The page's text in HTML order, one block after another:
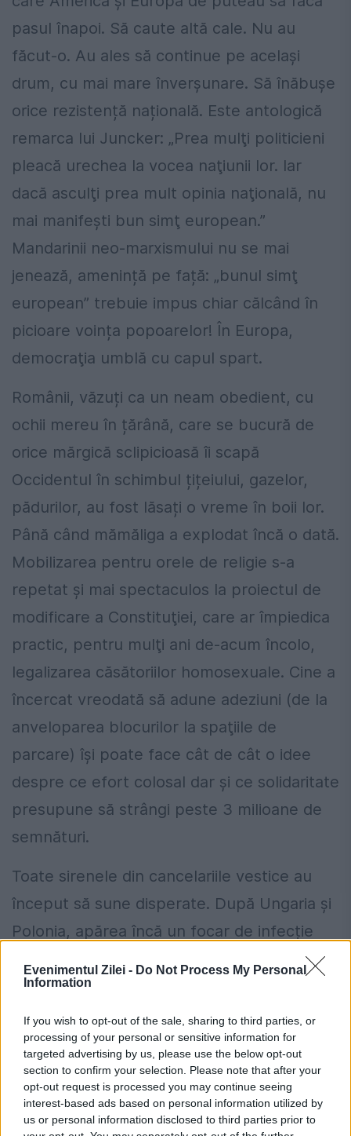
Evenimentul Zilei - Do Not Process My Personal
Information
If you wish to opt-out of the sale, sharing to third parties, or
processing of your personal or sensitive information for
targeted advertising by us, please use the below opt-out
section to confirm your selection. Please note that after your
opt-out request is processed you may continue seeing
interest-based ads based on personal information utilized by
us or personal information disclosed to third parties prior to
pasul înapoi. Să caute altă cale. Nu au
făcut-o. Au ales să continue pe același
drum, cu mai mare înverșunare. Să înăbușe
orice rezistență națională. Este antologică
remarca lui Juncker: „Prea mulţi politicieni
pleacă urechea la vocea naţiunii lor. Iar
dacă asculţi prea mult opinia naţională, nu
mai manifeşti bun simţ european.”
Mandarinii neo-marxismului nu se mai
jenează, amenință pe față: „bunul simţ
european” trebuie impus chiar călcând în
picioare voința popoarelor! În Europa,
democraţia umblă cu capul spart.
Românii, văzuți ca un neam obedient, cu
ochii mereu în țărână, care se bucură de
orice mărgică sclipicioasă îi scapă
Occidentul în schimbul țițeiului, gazelor,
pădurilor, au fost lăsați o vreme în boii lor.
Până când mămăliga a explodat încă o dată.
Mobilizarea pentru orele de religie s-a
repetat și mai spectaculos la proiectul de
modificare a Constituţiei, care ar împiedica
practic, pentru mulţi ani de-acum încolo,
legalizarea căsătoriilor homosexuale. Cine a
încercat vreodată să adune adeziuni (de la
anveloparea blocurilor la spaţiile de
parcare) îşi poate face cât de cât o idee
despre ce efort colosal dar şi ce solidaritate
presupune să strângi peste 3 milioane de
semnături.
Toate sirenele din cancelariile vestice au
început să sune disperate. După Ungaria și
Polonia, apărea încă un focar de infecție
blocheze la Carpaţi. Washingtonul și
Bruxelles-ul au perceput asta ca pe o
amenințare geostrategică. Ca pe o limitare
a zonei lor de influență. Şi au lansat atacul
asupra României. Violent. Nemilos. Fără
menajamente.